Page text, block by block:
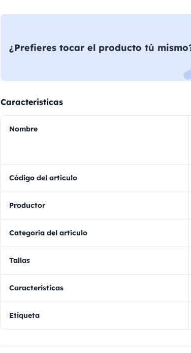
¿Prefieres tocar el producto tú
Caracteristicas
Nombre
Código del artículo
Productor
Categoría del artículo
Tallas
Caracteristicas
Etiqueta